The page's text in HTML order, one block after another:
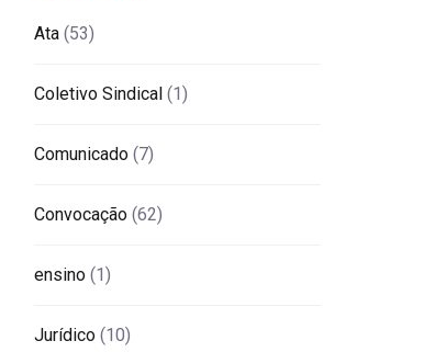
Ata (53)
Coletivo Sindical (1)
Comunicado (7)
Convocação (62)
ensino (1)
Jurídico (10)